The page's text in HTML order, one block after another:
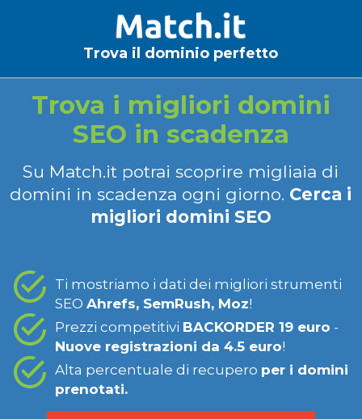
Trova il dominio perfetto
Trova i migliori domini
SEO in scadenza
Su Match.it potrai scoprire migliaia di
domini in scadenza ogni giorno. Cerca i
migliori domini SEO
Ti mostriamo i dati dei migliori strumenti
SEO Ahrefs, SemRush, Moz!
Prezzi competitivi BACKORDER 19 euro -
Nuove registrazioni da 4.5 euro!
Alta percentuale di recupero per i domini
prenotati.